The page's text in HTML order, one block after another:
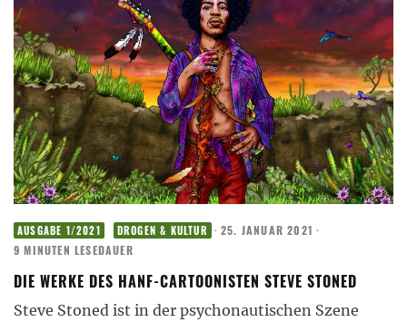
AUSGABE 1/2021 DROGEN & KULTUR · 25. JANUAR 2021 ·
9 MINUTEN LESEDAUER
DIE WERKE DES HANF-CARTOONISTEN STEVE STONED
Steve Stoned ist in der psychonautischen Szene